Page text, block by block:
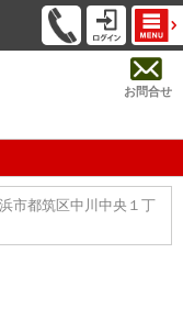
お問合せ
市都筑区中川中央１丁